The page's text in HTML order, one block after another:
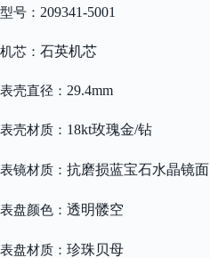
型号： 209341-5001
机芯： 石英机芯
表壳直径： 29.4mm
表壳材质： 18kt玫瑰金/钻
表镜材质： 抗磨损蓝宝石水晶镜面
表盘颜色： 透明髅空
表盘材质： 珍珠贝母